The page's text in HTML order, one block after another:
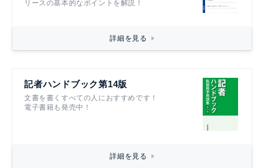
リースの基本的なポイントを解説！
詳細を見る
記者ハンドブック第14版
文書を書くすべての人におすすめです！
電子書籍も発売中！
詳細を見る